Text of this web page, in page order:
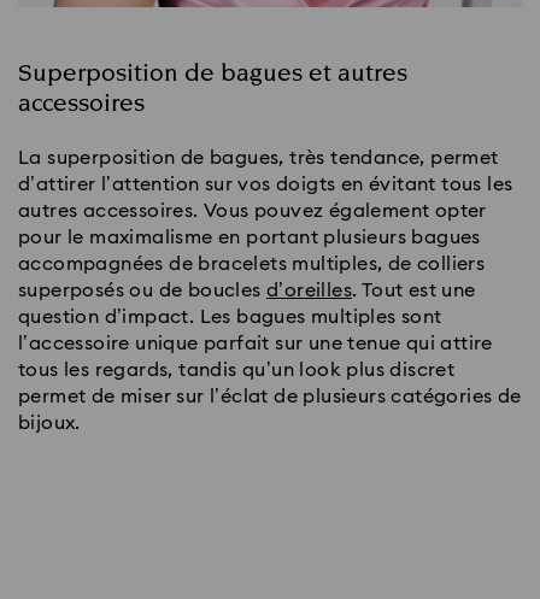
Superposition de bagues et autres
accessoires
La superposition de bagues, très tendance, permet
d’attirer l’attention sur vos doigts en évitant tous les
autres accessoires. Vous pouvez également opter
pour le maximalisme en portant plusieurs bagues
accompagnées de bracelets multiples, de colliers
superposés ou de boucles d’oreilles. Tout est une
question d’impact. Les bagues multiples sont
l’accessoire unique parfait sur une tenue qui attire
tous les regards, tandis qu’un look plus discret
permet de miser sur l’éclat de plusieurs catégories de
bijoux.